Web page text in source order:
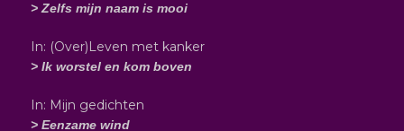
> Zelfs mijn naam is mooi
In: (Over)Leven met kanker
> Ik worstel en kom boven
In: Mijn gedichten
> Eenzame wind